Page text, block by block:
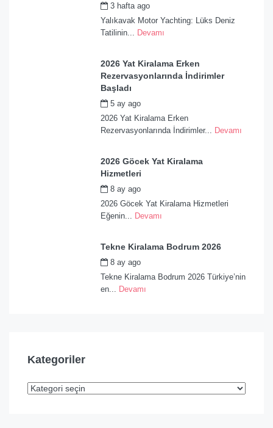
3 hafta ago
Yalıkavak Motor Yachting: Lüks Deniz
Tatilinin... Devamı
2026 Yat Kiralama Erken
Rezervasyonlarında İndirimler
Başladı
5 ay ago
2026 Yat Kiralama Erken
Rezervasyonlarında İndirimler... Devamı
2026 Göcek Yat Kiralama
Hizmetleri
8 ay ago
2026 Göcek Yat Kiralama Hizmetleri
Eğenin... Devamı
Tekne Kiralama Bodrum 2026
8 ay ago
Tekne Kiralama Bodrum 2026 Türkiye’nin
en... Devamı
Kategoriler